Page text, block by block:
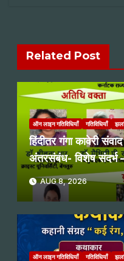
Related Post
ऑन लाइन गतिविधियाँ गतिविधियाँ
हिंदीतर गंगा कावेरी
अंतरसंबंध- विशेष संदर्भ
AUG 8, 2026
ऑन लाइन गतिविधियाँ गतिविधियाँ